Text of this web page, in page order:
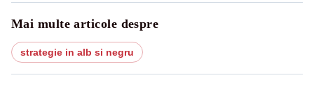
Mai multe articole despre
strategie in alb si negru